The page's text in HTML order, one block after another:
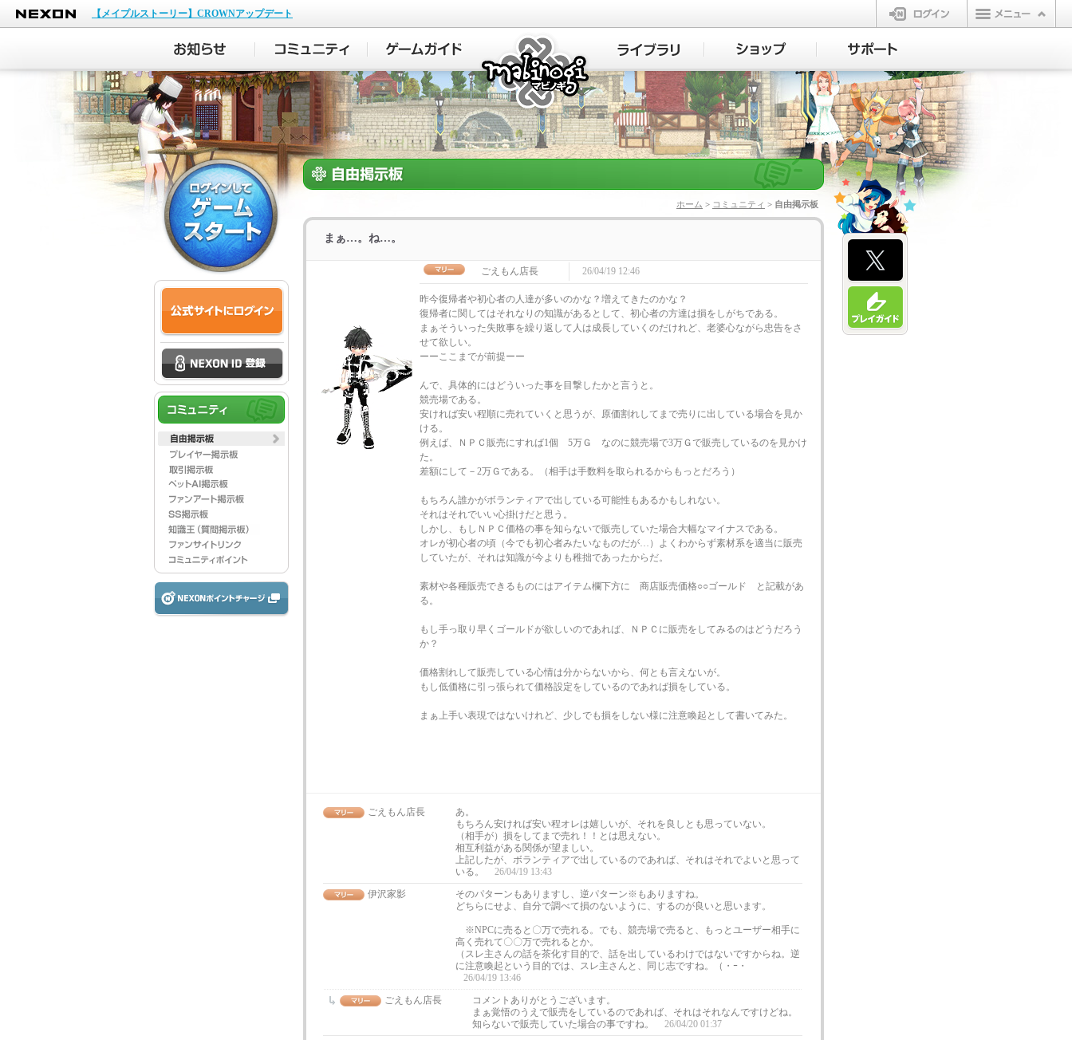
NEXON
【メイプルストーリー】CROWNアップデート
ログイン
マビノギ
ホーム > コミュニティ > 自由掲示板
まぁ…。ね…。
ごえもん店長 26/04/19 12:46
昨今復帰者や初心者の人達が多いのかな？増えてきたのかな？
復帰者に関してはそれなりの知識があるとして、初心者の方達は損をしがちである。
まぁそういった失敗事を繰り返して人は成長していくのだけれど、老婆心ながら忠告をさ
せて欲しい。
ーーここまでが前提ーー
んで、具体的にはどういった事を目撃したかと言うと。
競売場である。
安ければ安い程順に売れていくと思うが、原価割れしてまで売りに出している場合を見か
ける。
例えば、ＮＰＣ販売にすれば1個 5万Ｇ なのに競売場で3万Ｇで販売しているのを見かけ
た。
差額にして－2万Ｇである。（相手は手数料を取られるからもっとだろう）
もちろん誰かがボランティアで出している可能性もあるかもしれない。
それはそれでいい心掛けだと思う。
しかし、もしＮＰＣ価格の事を知らないで販売していた場合大幅なマイナスである。
オレが初心者の頃（今でも初心者みたいなものだが…）よくわからず素材系を適当に販売
していたが、それは知識が今よりも稚拙であったからだ。
素材や各種販売できるものにはアイテム欄下方に 商店販売価格○○ゴールド と記載があ
る。
もし手っ取り早くゴールドが欲しいのであれば、ＮＰＣに販売をしてみるのはどうだろう
か？
価格割れして販売している心情は分からないから、何とも言えないが。
もし低価格に引っ張られて価格設定をしているのであれば損をしている。
まぁ上手い表現ではないけれど、少しでも損をしない様に注意喚起として書いてみた。
ごえもん店長
あ。
もちろん安ければ安い程オレは嬉しいが、それを良しとも思っていない。
（相手が）損をしてまで売れ！！とは思えない。
相互利益がある関係が望ましい。
上記したが、ボランティアで出しているのであれば、それはそれでよいと思って
いる。
26/04/19 13:43
伊沢家影
そのパターンもありますし、逆パターン※もありますね。
どちらにせよ、自分で調べて損のないように、するのが良いと思います。
※NPCに売ると〇万で売れる。でも、競売場で売ると、もっとユーザー相手に
高く売れて〇〇万で売れるとか。
（スレ主さんの話を茶化す目的で、話を出しているわけではないですからね。逆
に注意喚起という目的では、スレ主さんと、同じ志ですね。（・ｰ・
26/04/19 13:46
ごえもん店長
コメントありがとうございます。
まぁ覚悟のうえで販売をしているのであれば、それはそれなんですけどね。
知らないで販売していた場合の事ですね。
26/04/20 01:37